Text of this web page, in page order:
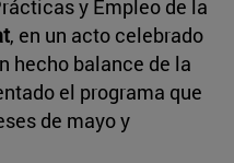
y Empleo de la
, en un acto celebrado
hecho balance de la
el programa que
de mayo y